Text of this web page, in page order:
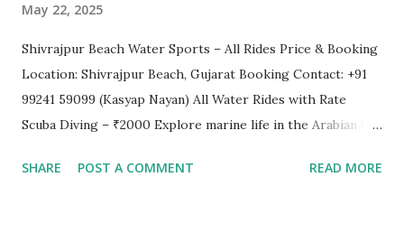
May 22, 2025
Shivrajpur Beach Water Sports – All Rides Price & Booking
Location: Shivrajpur Beach, Gujarat Booking Contact: +91
99241 59099 (Kasyap Nayan) All Water Rides with Rate
Scuba Diving – ₹2000 Explore marine life in the Arabian Sea
available. Parasailing – ₹1500 Soar above the ocean for
SHARE POST A COMMENT READ MORE